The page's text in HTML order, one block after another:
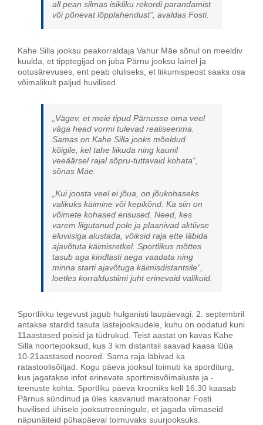
all pean silmas isikliku rekordi parandamist
või põnevat lõpplahendust”, avaldas Fosti.
Kahe Silla jooksu peakorraldaja Vahur Mäe sõnul on meeldiv
kuulda, et tipptegijad on juba Pärnu jooksu lainel ja
ootusärevuses, ent peab oluliseks, et liikumispeost saaks osa
võimalikult paljud huvilised.
„Vägev, et meie tipud Pärnusse oma veel
väga head vormi tulevad realiseerima.
Samas on Kahe Silla jooks mõeldud
kõigile, kel tahe liikuda ning kaunil
veeäärsel rajal sõpru-tuttavaid kohata“,
sõnas Mäe.
„Kui joosta veel ei jõua, on jõukohaseks
valikuks käimine või kepikõnd. Ka siin on
võimete kohased erisused. Need, kes
varem liigutanud pole ja plaanivad aktiivse
eluviisiga alustada, võiksid raja ette läbida
ajavõtuta käimisretkel. Sportlikus mõttes
tasub aga kindlasti aega vaadata ning
minna starti ajavõtuga käimisdistantsile“,
loetles korraldustiimi juht erinevaid valikuid.
Sportlikku tegevust jagub hulganisti laupäevagi. 2. septembril
antakse stardid tasuta lastejooksudele, kuhu on oodatud kuni
11aastased poisid ja tüdrukud. Teist aastat on kavas Kahe
Silla noortejooksud, kus 3 km distantsil saavad kaasa lüüa
10-21aastased noored. Sama raja läbivad ka
ratastoolisõitjad. Kogu päeva jooksul toimub ka sporditurg,
kus jagatakse infot erinevate sportimisvõimaluste ja -
teenuste kohta. Sportliku päeva krooniks kell 16.30 kaasab
Pärnus sündinud ja üles kasvanud maratoonar Fosti
huvilised ühisele jooksutreeningule, et jagada viimaseid
näpunäiteid pühapäeval toimuvaks suurjooksuks.